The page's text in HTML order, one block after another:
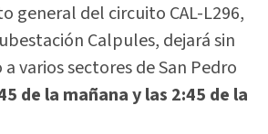
general del circuito CAL-L296,
Calpules, dejará sin
varios sectores de San Pedro
de la mañana y las 2:45 de la